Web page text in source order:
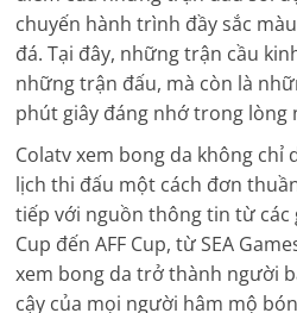
chuyến hành trình đầy sắc
đá. Tại đây, những trận cầu
những trận đấu, mà còn là
phút giây đáng nhớ trong lòng
Colatv xem bong da không chỉ
lịch thi đấu một cách đơn
tiếp với nguồn thông tin từ các
Cup đến AFF Cup, từ SEA
xem bong da trở thành người
cậy của mọi người hâm mộ